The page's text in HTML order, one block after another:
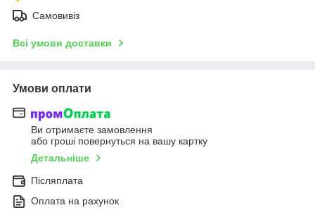
Самовивіз
Всі умови доставки
Умови оплати
Ви отримаєте замовлення
або гроші повернуться на вашу картку
Детальніше
Післяплата
Оплата на рахунок